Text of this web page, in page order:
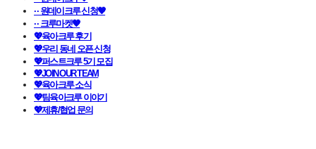
· · 원데이크루 신청🧡
· · 크루마켓🧡
💖육아크루 후기
💖우리 동네 오픈 신청
💖퍼스트크루 5기 모집
💖JOIN OUR TEAM
💖육아크루 소식
💖팀육아크루 이야기
💖제휴/협업 문의